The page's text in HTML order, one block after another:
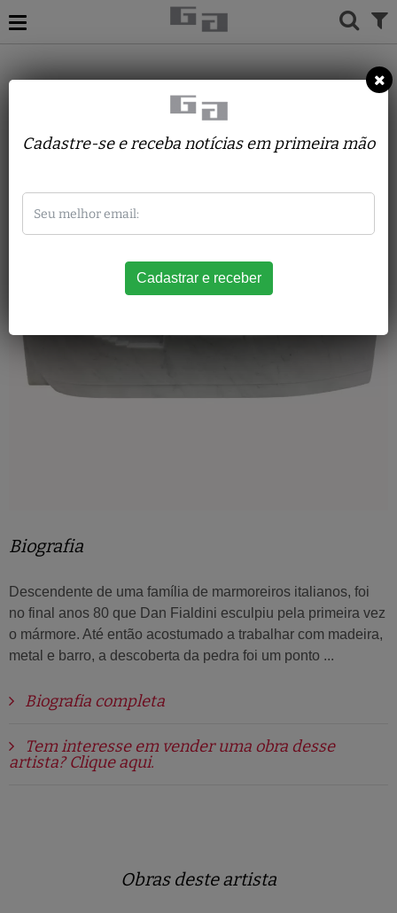
Dan Fialdini
Biografia
Descendente de uma família de marmoreiros italianos, foi
no final anos 80 que Dan Fialdini esculpiu pela primeira vez
o mármore. Até então acostumado a trabalhar com madeira,
metal e barro, a descoberta da pedra foi um ponto ...
Biografia completa
Tem interesse em vender uma obra desse
artista? Clique aqui.
Obras deste artista
Cadastre-se e receba notícias em primeira mão